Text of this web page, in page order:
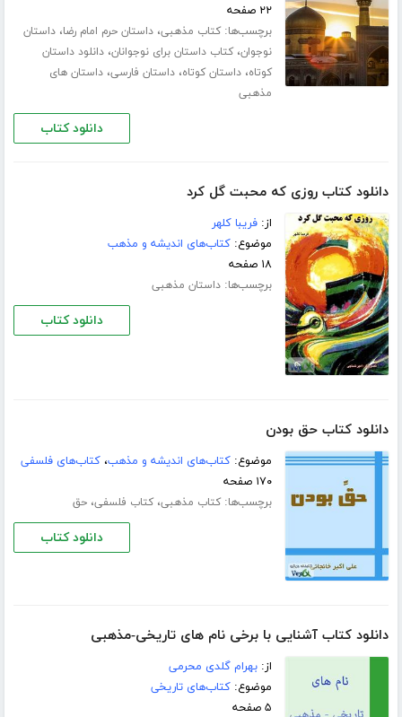
۲۲ صفحه
برچسب‌ها:کتاب مذهبی،داستان حرم امام رضا،داستان
نوجوان،کتاب داستان برای نوجوانان،دانلود داستان
کوتاه،داستان کوتاه،داستان فارسی،داستان های
مذهبی
دانلود کتاب
دانلود کتاب روزی که محبت گل کرد
از:فریبا کلهر
موضوع:کتاب‌های اندیشه و مذهب
۱۸ صفحه
برچسب‌ها:داستان مذهبی
دانلود کتاب
دانلود کتاب حق بودن
موضوع:کتاب‌های اندیشه و مذهب،کتاب‌های فلسفی
۱۷۰ صفحه
برچسب‌ها:کتاب مذهبی،کتاب فلسفی،حق
دانلود کتاب
دانلود کتاب آشنایی با برخی نام های تاریخی-مذهبی
از:بهرام گلدی محرمی
موضوع:کتاب‌های تاریخی
۵ صفحه